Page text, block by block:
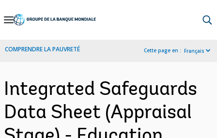
Skip
Navigation
COMPRENDRE LA PAUVRETÉ Cette page en : Français
Integrated Safeguards
Data Sheet (Appraisal